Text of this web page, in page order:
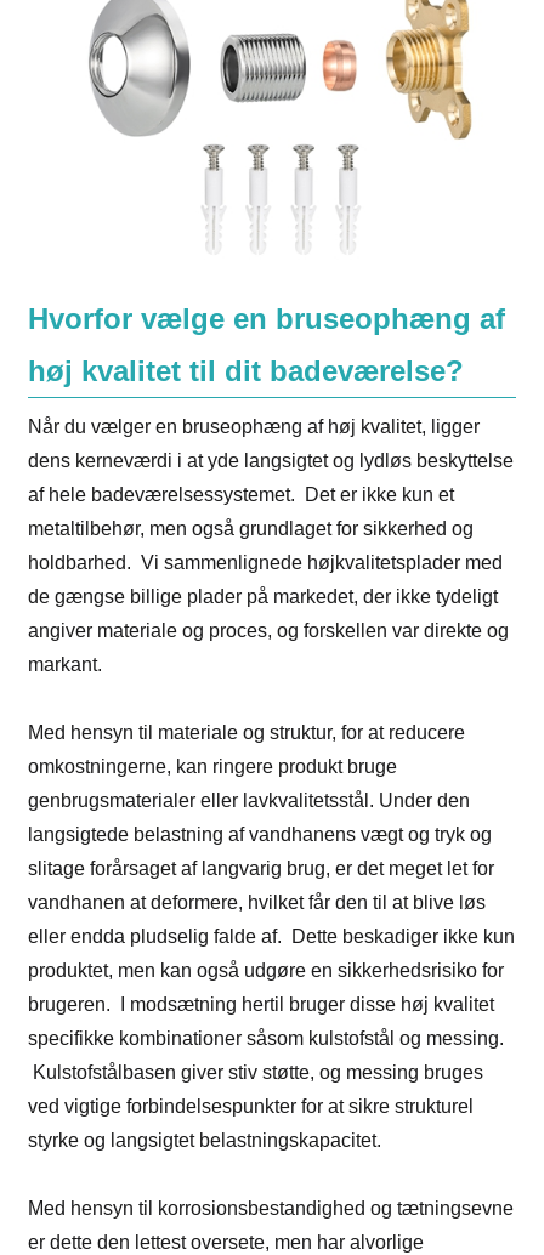
Hvorfor vælge en bruseophæng af
høj kvalitet til dit badeværelse?
Når du vælger en bruseophæng af høj kvalitet, ligger
dens kerneværdi i at yde langsigtet og lydløs beskyttelse
af hele badeværelsessystemet. Det er ikke kun et
metaltilbehør, men også grundlaget for sikkerhed og
holdbarhed. Vi sammenlignede højkvalitetsplader med
de gængse billige plader på markedet, der ikke tydeligt
angiver materiale og proces, og forskellen var direkte og
markant.
Med hensyn til materiale og struktur, for at reducere
omkostningerne, kan ringere produkt bruge
genbrugsmaterialer eller lavkvalitetsstål. Under den
langsigtede belastning af vandhanens vægt og tryk og
slitage forårsaget af langvarig brug, er det meget let for
vandhanen at deformere, hvilket får den til at blive løs
eller endda pludselig falde af. Dette beskadiger ikke kun
produktet, men kan også udgøre en sikkerhedsrisiko for
brugeren. I modsætning hertil bruger disse høj kvalitet
specifikke kombinationer såsom kulstofstål og messing.
Kulstofstålbasen giver stiv støtte, og messing bruges
ved vigtige forbindelsespunkter for at sikre strukturel
styrke og langsigtet belastningskapacitet.
Med hensyn til korrosionsbestandighed og tætningsevne
er dette den lettest oversete, men har alvorlige